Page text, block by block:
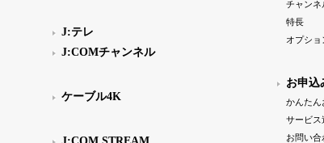
J:テレ
J:COMチャンネル
ケーブル4K
チャンネ
特長
オプシ
お申込
かんたん
サービス
お問い合